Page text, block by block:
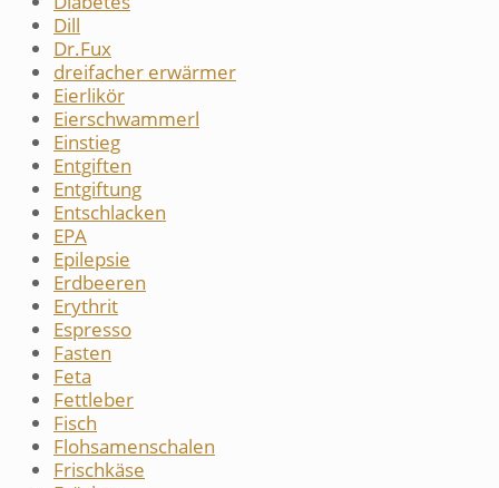
Dill
Dr.Fux
dreifacher erwärmer
Eierlikör
Eierschwammerl
Einstieg
Entgiften
Entgiftung
Entschlacken
EPA
Epilepsie
Erdbeeren
Erythrit
Espresso
Fasten
Feta
Fettleber
Fisch
Flohsamenschalen
Frischkäse